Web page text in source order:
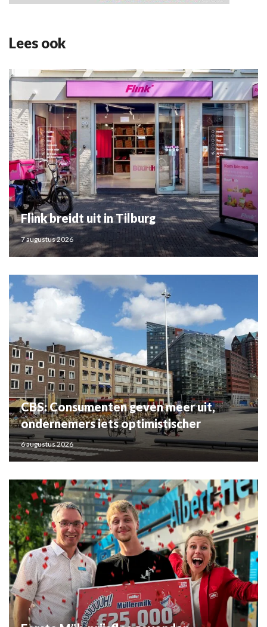
Lees ook
Flink breidt uit in Tilburg
7 augustus 2026
CBS: Consumenten geven meer uit,
ondernemers iets optimistischer
6 augustus 2026